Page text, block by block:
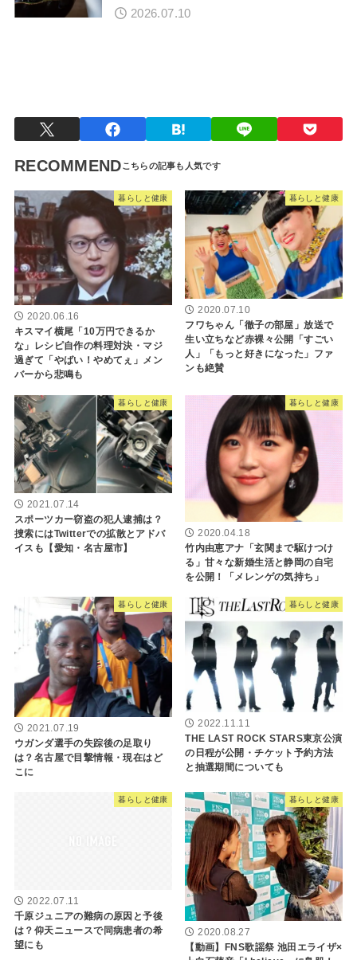
2026.07.10
RECOMMEND
暮らしと健康
2020.06.16
キスマイ横尾「10万円できるか
な」レシピ自作の料理対決・マジ
過ぎて「やばい！やめてぇ」メン
バーから悲鳴も
暮らしと健康
2020.07.10
フワちゃん「徹子の部屋」放送で
生い立ちなど赤裸々公開「すごい
人」「もっと好きになった」ファ
ンも絶賛
暮らしと健康
2021.07.14
スポーツカー窃盗の犯人逮捕は？
捜索にはTwitterでの拡散とアドバ
イスも【愛知・名古屋市】
暮らしと健康
2020.04.18
竹内由恵アナ「玄関まで駆けつけ
る」甘々な新婚生活と静岡の自宅
を公開！「メレンゲの気持ち」
暮らしと健康
2021.07.19
ウガンダ選手の失踪後の足取り
は？名古屋で目撃情報・現在はど
こに
暮らしと健康
2022.11.11
THE LAST ROCK STARS東京公演
の日程が公開・チケット予約方法
と抽選期間についても
暮らしと健康
2022.07.11
千原ジュニアの難病の原因と予後
は？仰天ニュースで同病患者の希
望にも
暮らしと健康
2020.08.27
【動画】FNS歌謡祭 池田エライザ×